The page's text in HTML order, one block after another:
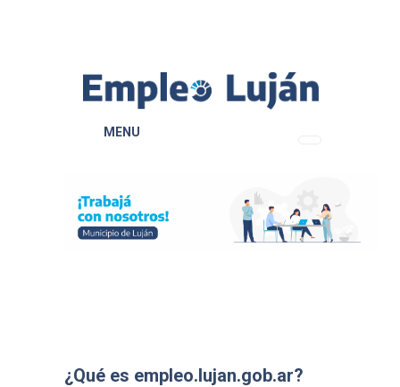
MENU
¿Qué es empleo.lujan.gob.ar?